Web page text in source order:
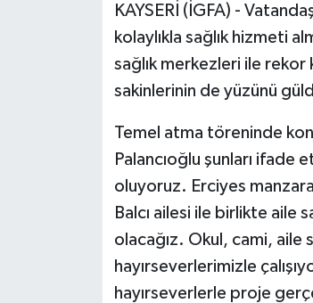
KAYSERİ (İGFA) -
kolaylıkla sağlık hizmeti
sağlık merkezleri ile
sakinlerinin de yüzünü
Temel atma töreninde
Palancıoğlu şunları ifade
oluyoruz. Erciyes
Balcı ailesi ile birlikte aile
olacağız. Okul, cami,
hayırseverlerimizle
hayırseverlerle proje